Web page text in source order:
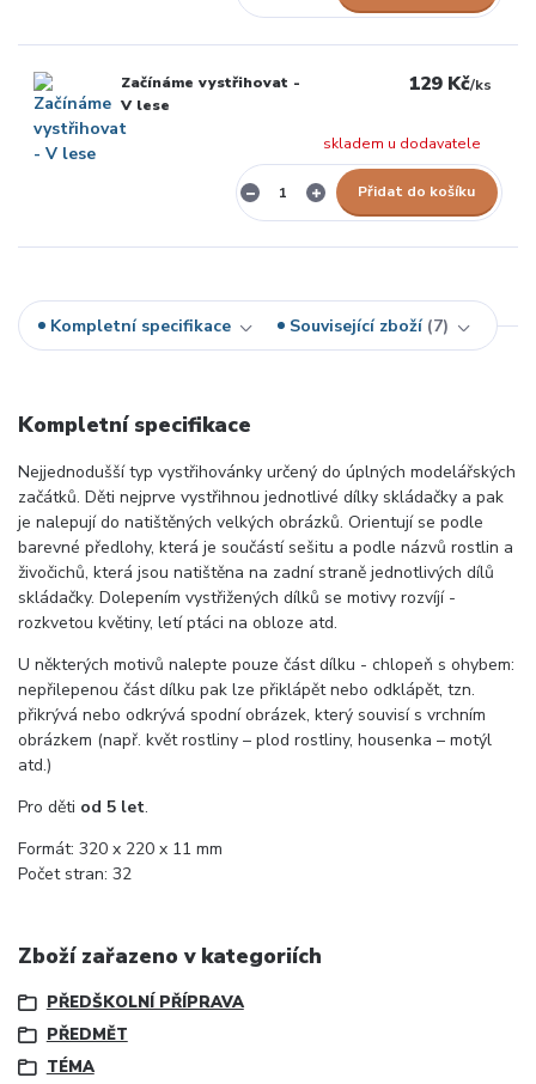
Začínáme vystřihovat -
V lese
129 Kč/ks
skladem u dodavatele
Přidat do košíku
Kompletní specifikace Související zboží 7
Kompletní specifikace
Nejjednodušší typ vystřihovánky určený do úplných modelářských
začátků. Děti nejprve vystřihnou jednotlivé dílky skládačky a pak
je nalepují do natištěných velkých obrázků. Orientují se podle
barevné předlohy, která je součástí sešitu a podle názvů rostlin a
živočichů, která jsou natištěna na zadní straně jednotlivých dílů
skládačky. Dolepením vystřižených dílků se motivy rozvíjí -
rozkvetou květiny, letí ptáci na obloze atd.
U některých motivů nalepte pouze část dílku - chlopeň s ohybem:
nepřilepenou část dílku pak lze přiklápět nebo odklápět, tzn.
přikrývá nebo odkrývá spodní obrázek, který souvisí s vrchním
obrázkem (např. květ rostliny – plod rostliny, housenka – motýl
atd.)
Pro děti od 5 let.
Formát: 320 x 220 x 11 mm
Počet stran: 32
Zboží zařazeno v kategoriích
PŘEDŠKOLNÍ PŘÍPRAVA
PŘEDMĚT
TÉMA